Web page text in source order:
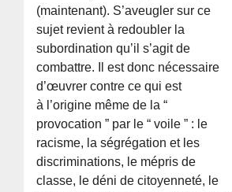
(maintenant). S’aveugler sur ce
sujet revient à redoubler la
subordination qu’il s’agit de
combattre. Il est donc nécessaire
d’œuvrer contre ce qui est
à l’origine même de la “
provocation ” par le “ voile ” : le
racisme, la ségrégation et les
discriminations, le mépris de
classe, le déni de citoyenneté, le